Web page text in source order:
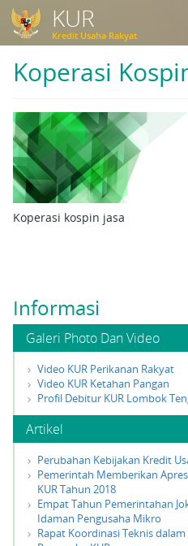
KUR
Kredit Usaha Rakyat
Koperasi
Koperasi kospin jasa
Informasi
Galeri Photo Dan Video
Video KUR Perikanan Rakyat
Video KUR Ketahan Pangan
Profil Debitur KUR Lombok
Artikel
Perubahan Kebijakan Kredit
Pemerintah Memberikan
KUR Tahun 2018
Empat Tahun Pemerintahan
Idaman Pengusaha Mikro
Rapat Koordinasi Teknis